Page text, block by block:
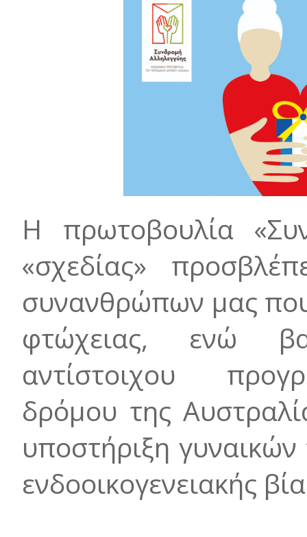
H πρωτοβουλία
«σχεδίας»
συνανθρώπων μας
φτώχειας, ενώ
αντίστοιχου
δρόμου της
υποστήριξη
ενδοοικογενειακής